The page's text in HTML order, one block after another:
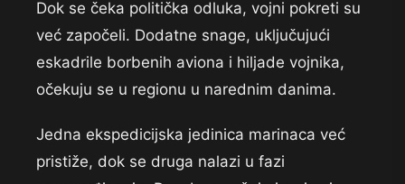
Dok se čeka politička odluka, vojni pokreti su
već započeli. Dodatne snage, uključujući
eskadrile borbenih aviona i hiljade vojnika,
očekuju se u regionu u narednim danima.
Jedna ekspedicijska jedinica marinaca već
pristiže, dok se druga nalazi u fazi